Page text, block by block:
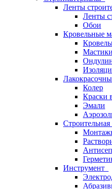
Ленты
Ленты
Обои
Кровельные
Мастики
Колер
Краски
Эмали
Инструмент